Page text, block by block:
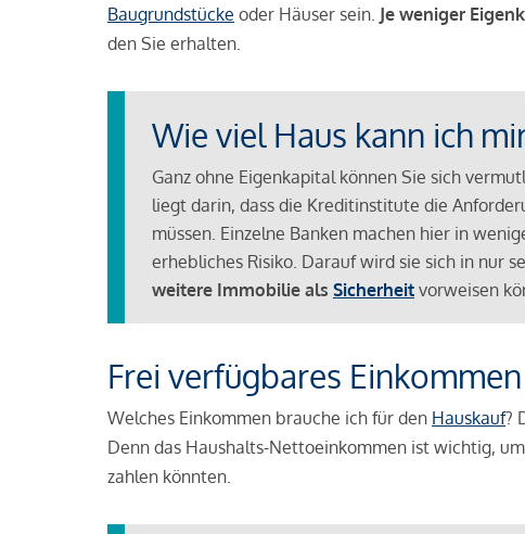
Baugrundstücke oder Häuser sein. Je weniger
den Sie erhalten.
Wie viel Haus kann ich
Ganz ohne Eigenkapital können Sie sich
liegt darin, dass die Kreditinstitute die
müssen. Einzelne Banken machen hier in
erhebliches Risiko. Darauf wird sie sich in nur
weitere Immobilie als Sicherheit vorweisen
Frei verfügbares
Welches Einkommen brauche ich für den Hauskauf?
Denn das Haushalts-Nettoeinkommen ist wichtig,
zahlen könnten.